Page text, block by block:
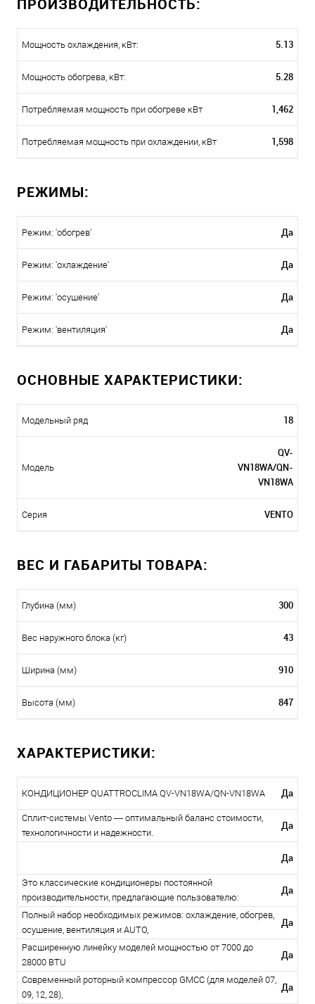
ПРОИЗВОДИТЕЛЬНОСТЬ:
Мощность охлаждения, кВт: 5.13
Мощность обогрева, кВт: 5.28
Потребляемая мощность при обогреве кВт 1,462
Потребляемая мощность при охлаждении, кВт 1,598
РЕЖИМЫ:
Режим: 'обогрев' Да
Режим: 'охлаждение' Да
Режим: 'осушение' Да
Режим: 'вентиляция' Да
ОСНОВНЫЕ ХАРАКТЕРИСТИКИ:
Модельный ряд 18
Модель
QV-
VN18WA/QN-
VN18WA
Серия VENTO
ВЕС И ГАБАРИТЫ ТОВАРА:
Глубина (мм) 300
Вес наружного блока (кг) 43
Ширина (мм) 910
Высота (мм) 847
ХАРАКТЕРИСТИКИ:
КОНДИЦИОНЕР QUATTROCLIMA QV-VN18WA/QN-VN18WA Да
Сплит-системы Vento — оптимальный баланс стоимости,
технологичности и надежности.
Да
Да
Это классические кондиционеры постоянной
производительности, предлагающие пользователю:
Да
Полный набор необходимых режимов: охлаждение, обогрев,
осушение, вентиляция и AUTO,
Да
Расширенную линейку моделей мощностью от 7000 до
28000 BTU
Да
Современный роторный компрессор GMCC (для моделей 07,
09, 12, 28),
Да